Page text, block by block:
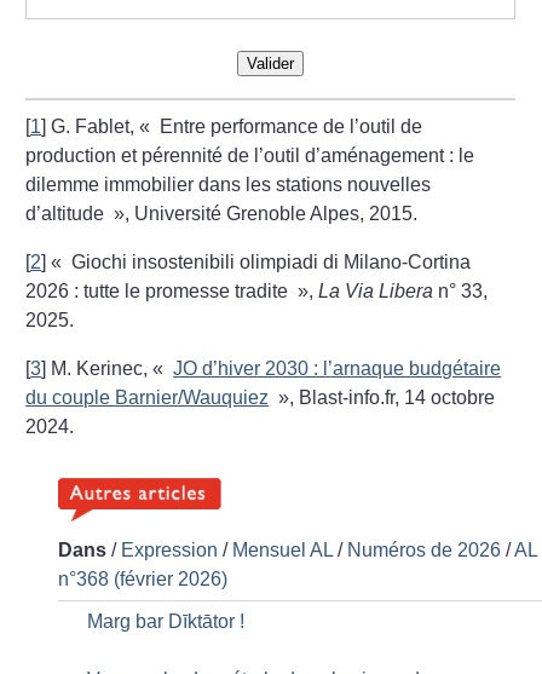
Valider
[1]G. Fablet, «
Entre performance de l’outil de
production et pérennité de l’outil d’aménagement : le
dilemme immobilier dans les stations nouvelles
d’altitude », Université Grenoble Alpes, 2015.
[2]« Giochi insostenibili olimpiadi di Milano-Cortina
2026 : tutte le promesse tradite »,La Via Libera n° 33,
2025.
[3] M. Kerinec, « JO d’hiver 2030 : l’arnaque budgétaire
du couple Barnier/Wauquiez », Blast-info.fr, 14 octobre
2024.
Dans / Expression / Mensuel AL / Numéros de 2026 /AL
n°368 (février 2026)
Marg bar Dīktātor !